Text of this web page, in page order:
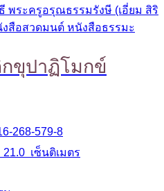
พระครูอรุณธรรมรังษี (เอี่ยม สิริ
สือสวดมนต์ หนังสือธรรมะ
ขุปาฏิโมกข์
268-579-8
21.0 เซ็นติเมตร